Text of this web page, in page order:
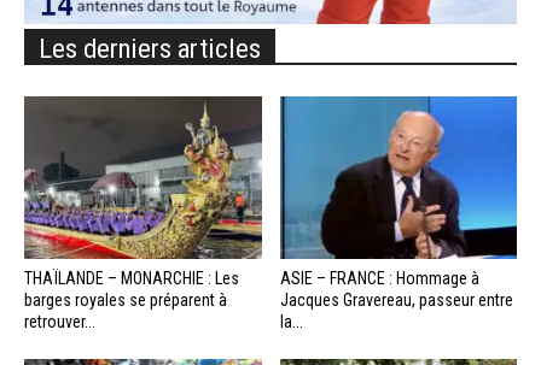
Les derniers articles
THAÏLANDE – MONARCHIE : Les
barges royales se préparent à
retrouver...
ASIE – FRANCE : Hommage à
Jacques Gravereau, passeur entre
la...